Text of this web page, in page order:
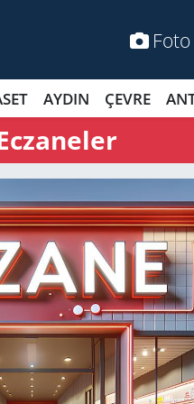
AYDIN ÇEVRE